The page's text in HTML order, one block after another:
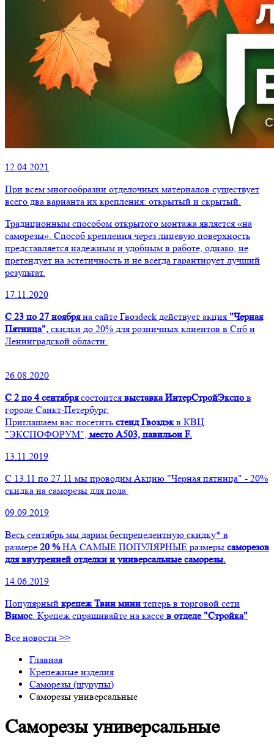
12.04.2021
При всем многообразии отделочных материалов существует
всего два варианта их крепления: открытый и скрытый.
Традиционным способом открытого монтажа является «на
саморезы». Способ крепления через лицевую поверхность
представляется надежным и удобным в работе, однако, не
претендует на эстетичность и не всегда гарантирует лучший
результат.
17.11.2020
С 23 по 27 ноябряна сайте Гвозdeck действует акция "Черная
Пятница", скидки до 20% для розничных клиентов в Спб и
Ленинградской области.
26.08.2020
С 2 по 4 сентябрясостоится выставка ИнтерСтройЭкспо в
городе Санкт-Петербург.
Приглашаем вас посетить стенд Гвоздэкв КВЦ
"ЭКСПОФОРУМ", место А503, павильон F.
13.11.2019
С 13.11 по 27.11 мы проводим Акцию "Черная пятница" - 20%
скидка на саморезы для пола
09.09.2019
Весь сентябрь мы дарим беспрецедентную скидку* в
размере 20 %НА САМЫЕ ПОПУЛЯРНЫЕ размеры саморезов
для внутренней отделки и универсальные саморезы.
14.06.2019
Популярный крепеж Твин мини теперь в торговой сети
Вимос. Крепеж спрашивайте на кассе в отделе "Стройка"
Все новости >>
Главная
Крепежные изделия
Саморезы (шурупы)
Саморезы универсальные
Саморезы универсальные